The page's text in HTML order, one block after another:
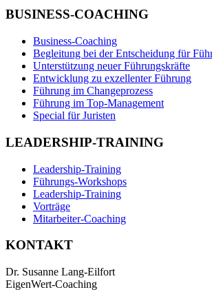
BUSINESS-COACHING
Business-Coaching
Begleitung bei der Entscheidung für
Unterstützung neuer Führungskräfte
Entwicklung zu exzellenter Führung
Führung im Changeprozess
Führung im Top-Management
Special für Juristen
LEADERSHIP-TRAINING
Leadership-Training
Führungs-Workshops
Leadership-Training
Vorträge
Mitarbeiter-Coaching
KONTAKT
Dr. Susanne Lang-Eilfort
EigenWert-Coaching